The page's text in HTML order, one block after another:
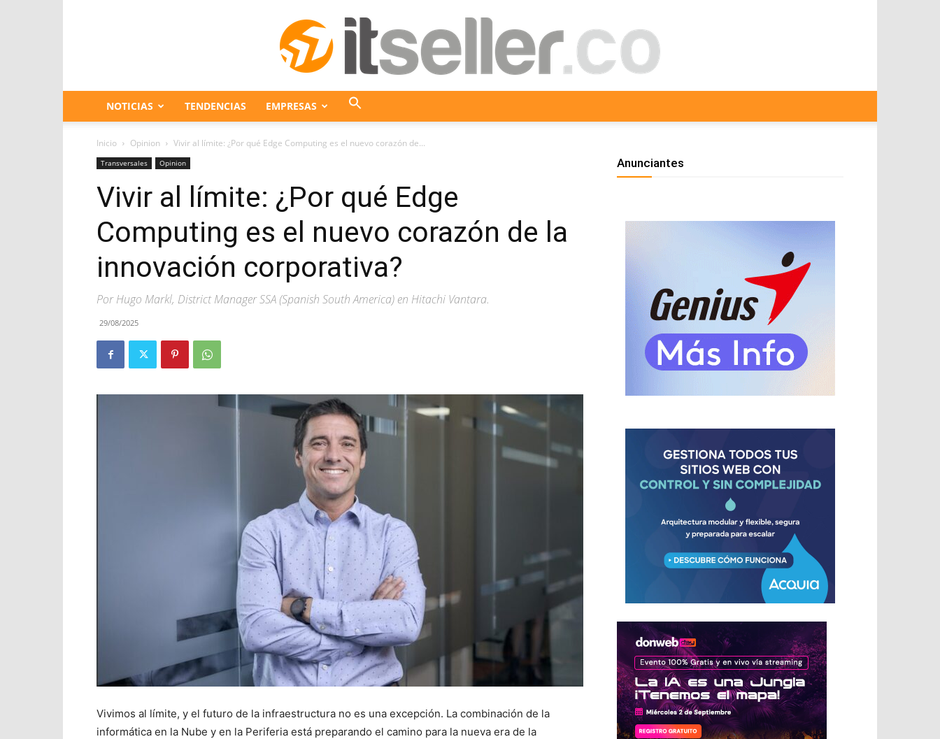
ITseller
NOTICIAS TENDENCIAS EMPRESAS
Inicio Opinion Vivir al límite: ¿Por qué Edge Computing es el nuevo corazón de...
Transversales Opinion
Vivir al límite: ¿Por qué Edge
Computing es el nuevo corazón de la
innovación corporativa?
Por Hugo Markl, District Manager SSA (Spanish South America) en Hitachi Vantara.
29/08/2025
Vivimos al límite, y el futuro de la infraestructura no es una excepción. La combinación de la
informática en la Nube y en la Periferia está preparando el camino para la nueva era de la
Anunciantes